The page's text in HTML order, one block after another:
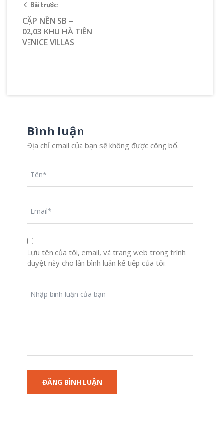
Bài trước:
CẶP NỀN SB –
02,03 KHU HÀ TIÊN
VENICE VILLAS
Bình luận
Địa chỉ email của bạn sẽ không được công bố.
Lưu tên của tôi, email, và trang web trong trình
duyệt này cho lần bình luận kế tiếp của tôi.